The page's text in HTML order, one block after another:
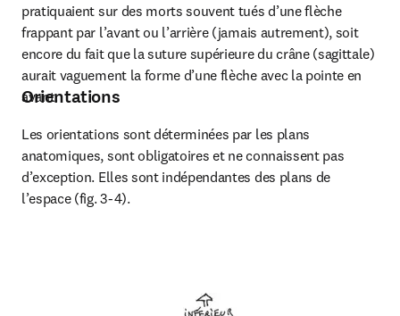
pratiquaient sur des morts souvent tués d’une flèche
frappant par l’avant ou l’arrière (jamais autrement), soit
encore du fait que la suture supérieure du crâne (sagittale)
aurait vaguement la forme d’une flèche avec la pointe en
avant.
Orientations
Les orientations sont déterminées par les plans
anatomiques, sont obligatoires et ne connaissent pas
d’exception. Elles sont indépendantes des plans de
l’espace (fig. 3-4).